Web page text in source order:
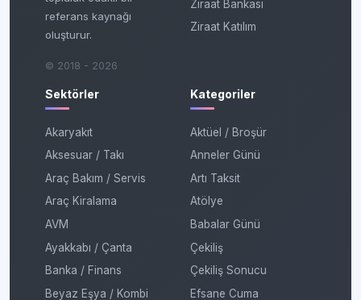
referans kaynağı
oluşturur.
© 2018 - 2026
Ziraat Bankası
Ziraat Katılım
Sektörler
Akaryakıt
Aksesuar / Takı
Araç Bakım / Servis
Araç Kiralama
AVM
Ayakkabı / Çanta
Banka / Finans
Beyaz Eşya / Kombi
Kategoriler
Aktüel / Broşür
Anneler Günü
Artı Taksit
Atölye
Babalar Günü
Çekiliş
Çekiliş Sonucu
Efsane Cuma